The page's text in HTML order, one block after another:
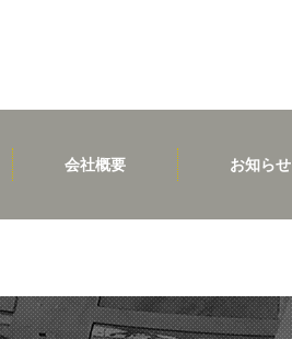
会社概要 お知らせ